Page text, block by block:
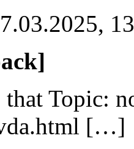
7.03.2025,
Topic:
[…]